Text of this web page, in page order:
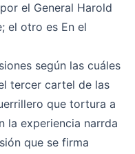
el General Harold
el otro es En el
según las cuáles
tercer cartel de las
que tortura a
la experiencia narrda
que se firma